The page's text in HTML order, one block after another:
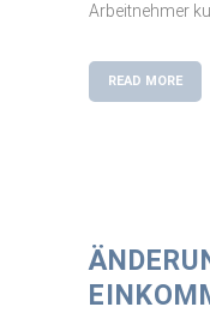
Arbeitnehmer
READ MORE